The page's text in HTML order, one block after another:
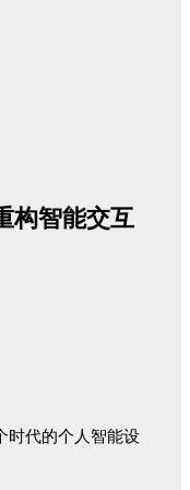
构智能交互
时代的个人智能设